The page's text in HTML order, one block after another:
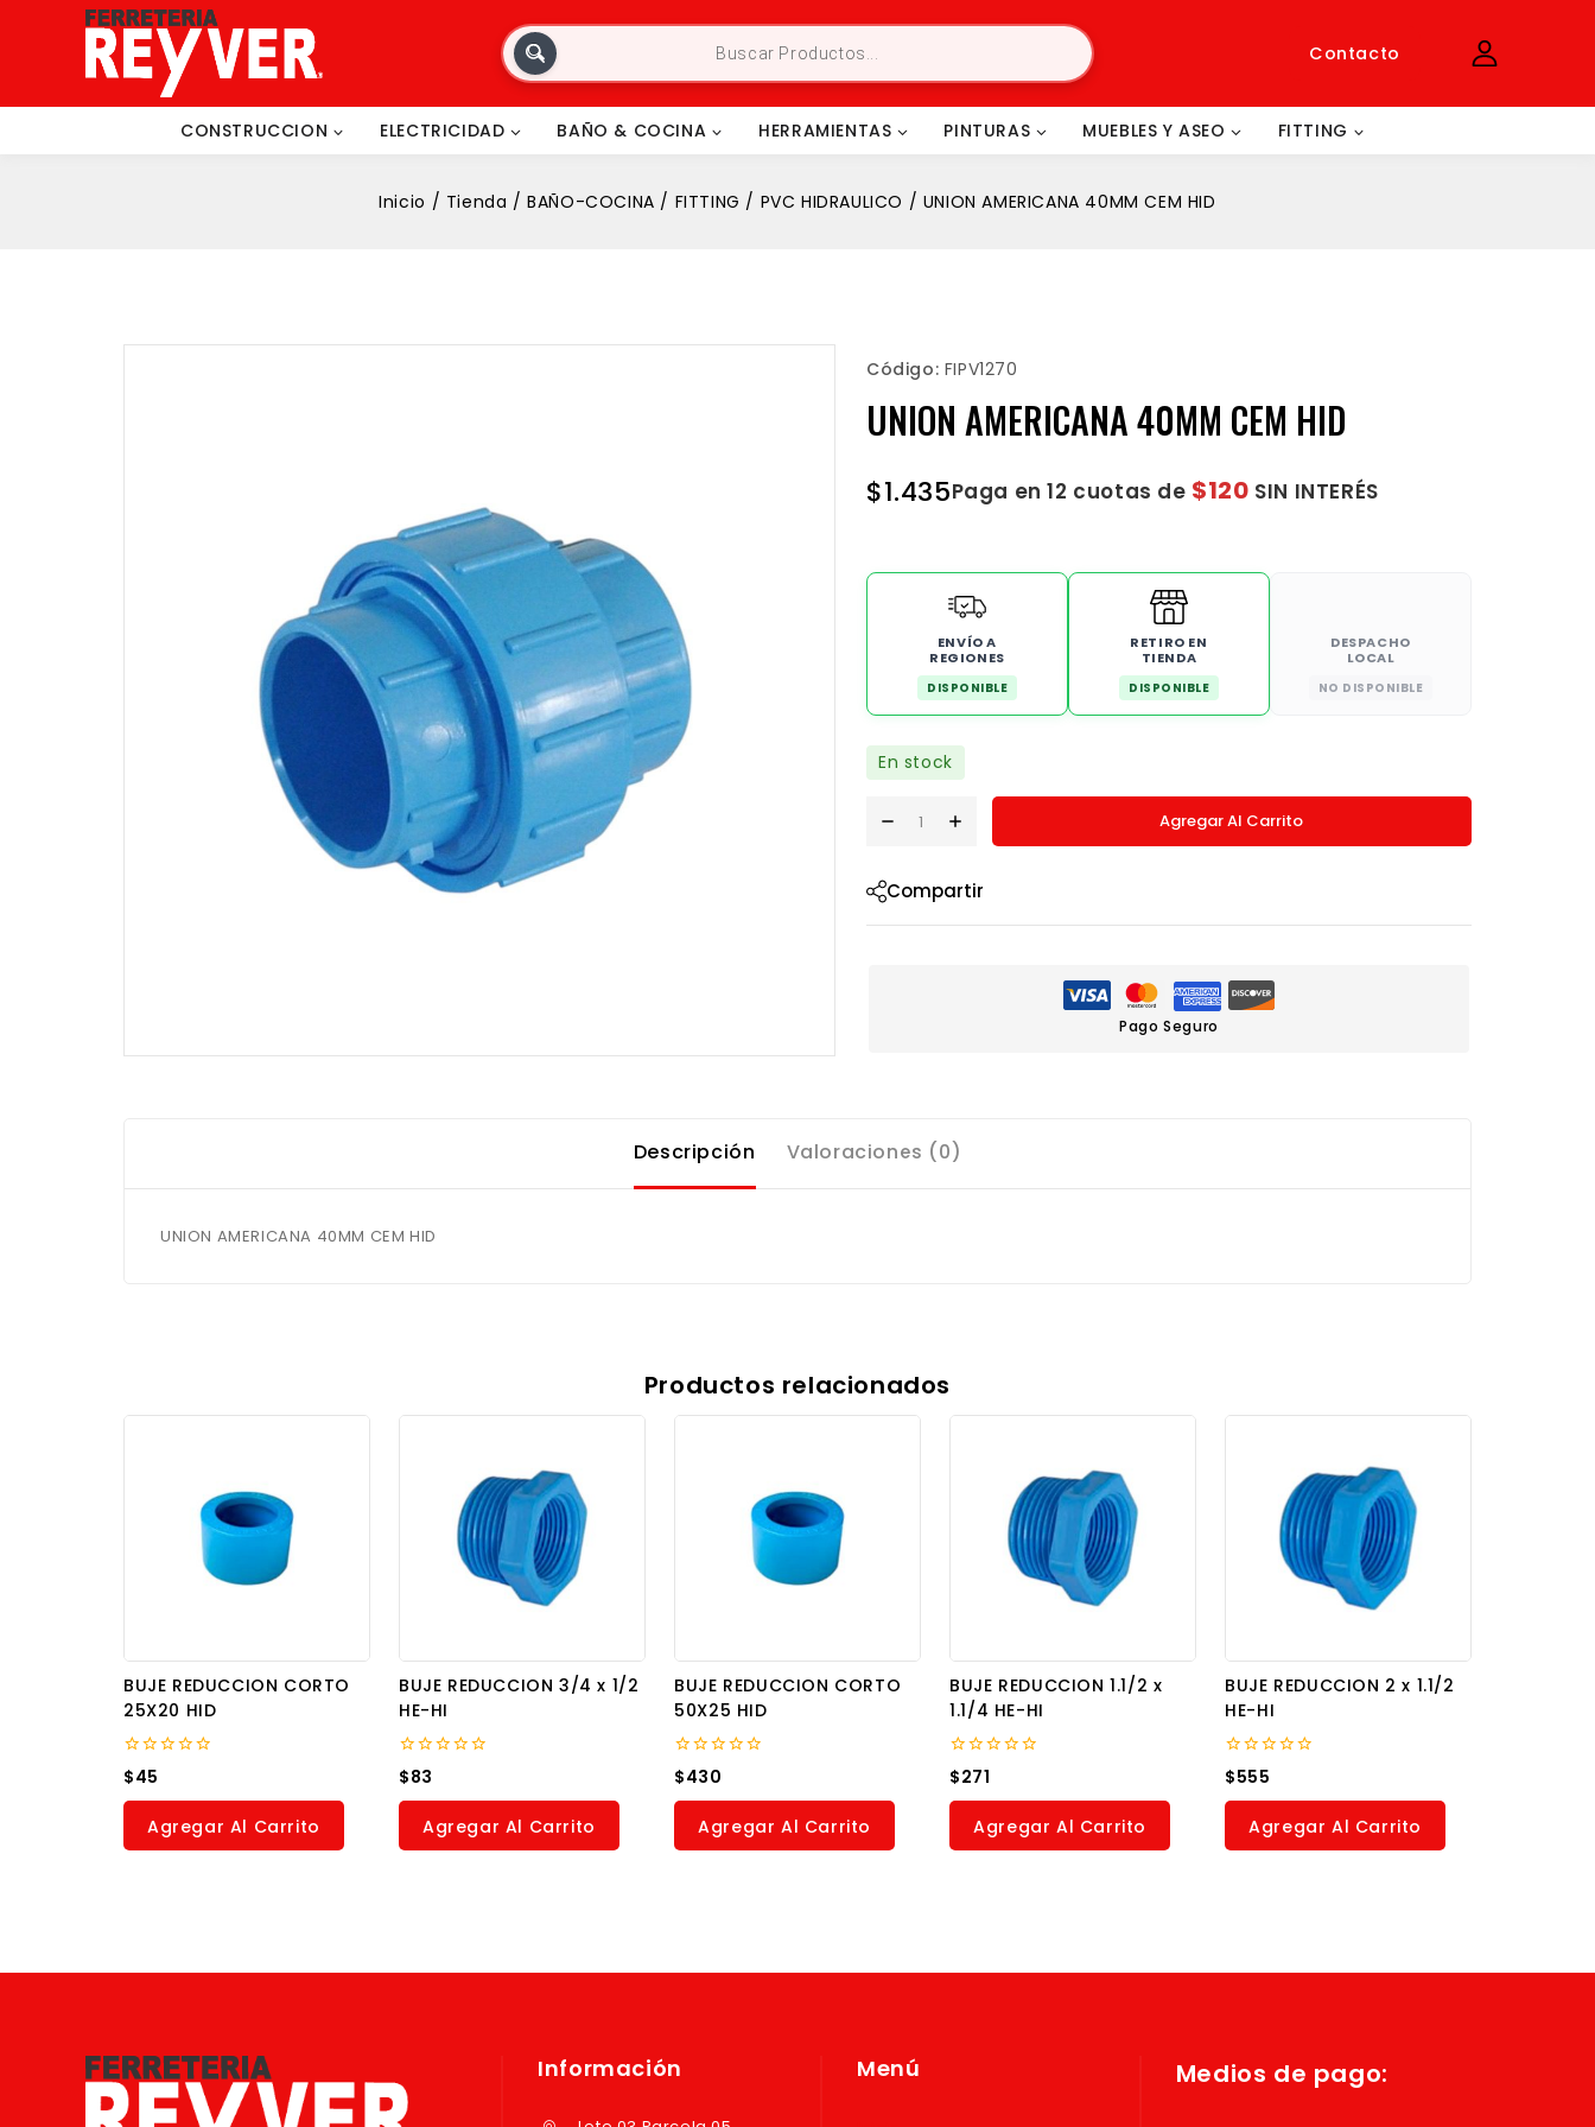
Contacto
CONSTRUCCION ELECTRICIDAD BAÑO & COCINA HERRAMIENTAS PINTURAS MUEBLES Y ASEO FITTING
Inicio / Tienda / BAÑO-COCINA / FITTING / PVC HIDRAULICO / UNION AMERICANA 40MM CEM HID
Código: FIPV1270
UNION AMERICANA 40MM CEM HID
$1.435Paga en 12 cuotas de $120 SIN INTERÉS
ENVÍO A
REGIONES
DISPONIBLE
RETIRO EN
TIENDA
DISPONIBLE
DESPACHO
LOCAL
NO DISPONIBLE
En stock
Agregar Al Carrito
Compartir
Pago Seguro
Descripción Valoraciones (0)
UNION AMERICANA 40MM CEM HID
Productos relacionados
BUJE REDUCCION CORTO
25X20 HID
0
out
of
$45
Agregar Al Carrito
BUJE REDUCCION 3/4 x 1/2
HE-HI
0
out
of
$83
Agregar Al Carrito
BUJE REDUCCION CORTO
50X25 HID
0
out
of
$430
Agregar Al Carrito
BUJE REDUCCION 1.1/2 x
1.1/4 HE-HI
0
out
of
$271
Agregar Al Carrito
BUJE REDUCCION 2 x 1.1/2
HE-HI
0
out
of
$555
Agregar Al Carrito
Información Menú Medios de pago: